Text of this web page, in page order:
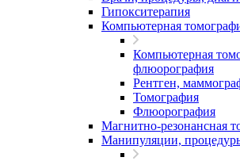
Гипокситерапия
Компьютерная
Компьютерная
флюорография
Рентген,
Томография
Флюорография
Магнитно-резонансная
Манипуляции,